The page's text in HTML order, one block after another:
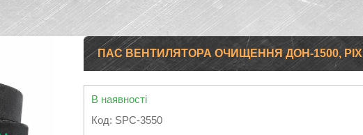
ПАС ВЕНТИЛЯТОРА ОЧИЩЕННЯ ДОН-1500, PIX
В наявності
Код: SPC-3550